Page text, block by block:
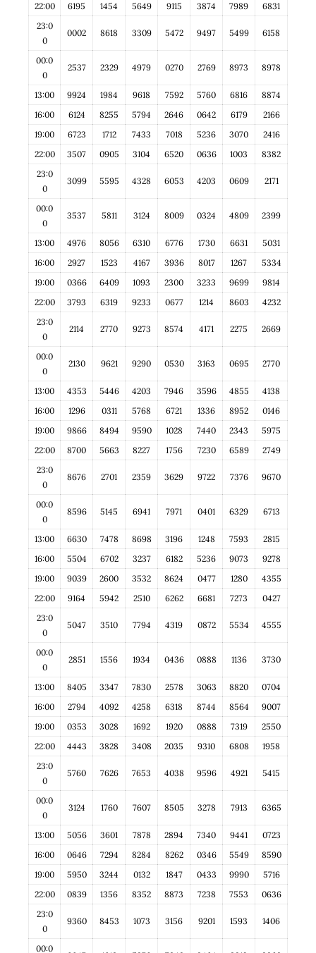
22:00
6195 1454 5649 9115 3874 7989
6831
23:0
0
0002 8618 3309 5472 9497 5499 6158
00:0
0
2537 2329 4979 0270 2769 8973 8978
13:00 9924 1984 9618 7592 5760 6816
8874
16:00
6124 8255 5794 2646 0642 6179
2166
19:00
6723 1712 7433 7018 5236 3070
2416
22:00
3507 0905 3104 6520 0636 1003
8382
23:0
0
3099 5595 4328 6053 4203 0609 2171
00:0
0
3537 5811 3124 8009 0324 4809 2399
13:00 4976 8056 6310 6776 1730 6631
5031
16:00
2927 1523 4167 3936 8017 1267
5334
19:00
0366 6409 1093 2300 3233 9699
9814
22:00
3793 6319 9233 0677 1214 8603
4232
23:0
0
2114 2770 9273 8574 4171 2275 2669
00:0
0
2130 9621 9290 0530 3163 0695 2770
13:00 4353 5446 4203 7946 3596 4855
4138
16:00
1296 0311 5768 6721 1336 8952
0146
19:00
9866 8494 9590 1028 7440 2343
5975
22:00
8700 5663 8227 1756 7230 6589
2749
23:0
0
8676 2701 2359 3629 9722 7376 9670
00:0
0
8596 5145 6941 7971 0401 6329 6713
13:00 6630 7478 8698 3196 1248 7593
2815
16:00
5504 6702 3237 6182 5236 9073
9278
19:00
9039 2600 3532 8624 0477 1280
4355
22:00
9164 5942 2510 6262 6681 7273
0427
23:0
0
5047 3510 7794 4319 0872 5534 4555
00:0
0
2851 1556 1934 0436 0888 1136 3730
13:00 8405 3347 7830 2578 3063 8820
0704
16:00
2794 4092 4258 6318 8744 8564
9007
19:00
0353 3028 1692 1920 0888 7319
2550
22:00
4443 3828 3408 2035 9310 6808
1958
23:0
0
5760 7626 7653 4038 9596 4921 5415
00:0
0
3124 1760 7607 8505 3278 7913 6365
13:00 5056 3601 7878 2894 7340 9441
0723
16:00
0646 7294 8284 8262 0346 5549
8590
19:00
5950 3244 0132 1847 0433 9990
5716
22:00
0839 1356 8352 8873 7238 7553
0636
23:0
0
9360 8453 1073 3156 9201 1593 1406
00:0